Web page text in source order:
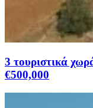
3 τουριστικά
€500,000